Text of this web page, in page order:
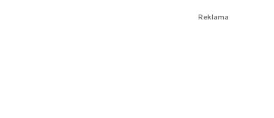
Reklama